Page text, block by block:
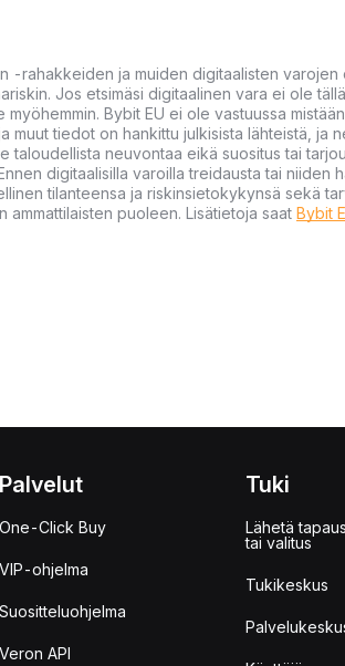
-rahakkeiden ja muiden digitaalisten varojen
Jos etsimäsi digitaalinen vara ei ole
Bybit EU ei ole vastuussa mistään
muut tiedot on hankittu julkisista lähteistä, ja
taloudellista neuvontaa eikä suositus tai
digitaalisilla varoilla treidausta tai niiden
tilanteensa ja riskinsietokykynsä sekä
puoleen. Lisätietoja saat Bybit
Palvelut
One-Click Buy
VIP-ohjelma
Suositteluohjelma
Veron API
Tuki
Lähetä tapaus
tai valitus
Tukikeskus